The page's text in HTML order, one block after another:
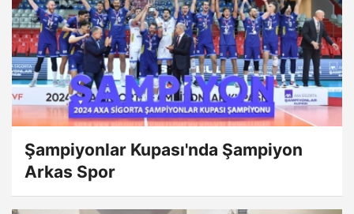
Şampiyonlar Kupası'nda Şampiyon
Arkas Spor